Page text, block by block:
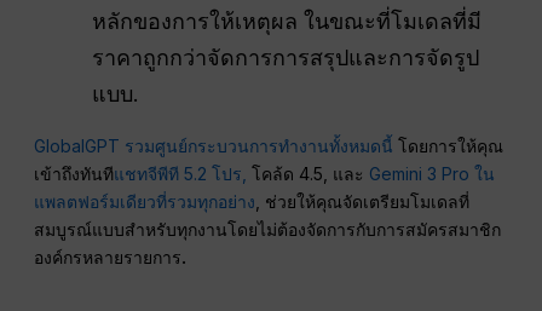
หลักของการให้เหตุผล ในขณะที่โมเดลที่มี
ราคาถูกกว่าจัดการการสรุปและการจัดรูป
แบบ.
GlobalGPT รวมศูนย์กระบวนการทำงานทั้งหมดนี้โดยการให้คุณ
เข้าถึงทันทีแชทจีพีที 5.2 โปร, โคล้ด 4.5, และ Gemini 3 Pro ใน
แพลตฟอร์มเดียวที่รวมทุกอย่าง , ช่วยให้คุณจัดเตรียมโมเดลที่
สมบูรณ์แบบสำหรับทุกงานโดยไม่ต้องจัดการกับการสมัครสมาชิก
องค์กรหลายรายการ.